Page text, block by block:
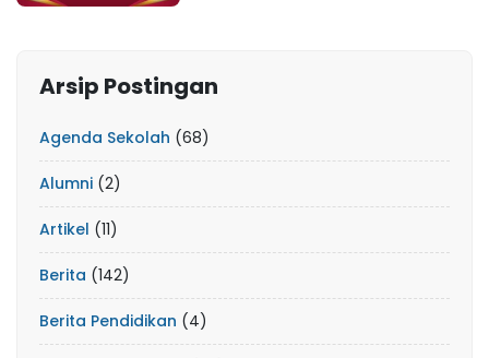
Arsip Postingan
Agenda Sekolah (68)
Alumni (2)
Artikel (11)
Berita (142)
Berita Pendidikan (4)